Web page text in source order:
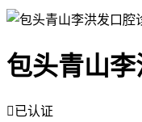
包头青山
已认证